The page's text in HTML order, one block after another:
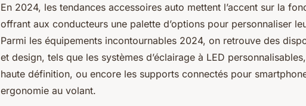
En 2024, les tendances accessoires auto mettent l’accent sur la
offrant aux conducteurs une palette d’options pour personnaliser
Parmi les équipements incontournables 2024, on retrouve des
et design, tels que les systèmes d’éclairage à LED
haute définition, ou encore les supports connectés pour
ergonomie au volant.